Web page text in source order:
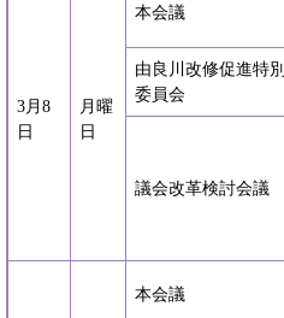
3月8
日
月曜
日
本会議
由良川改修促進特別
委員会
議会改革検討会議
本会議